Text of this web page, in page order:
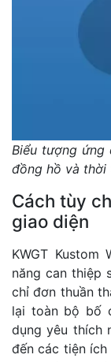
Biểu tượng ứng
đồng hồ và thời
Cách tùy
giao diện
KWGT
năng can thiệp
chỉ đơn thuần
lại toàn bộ bố
dụng yêu thích
đến các tiện